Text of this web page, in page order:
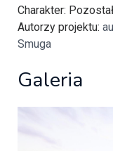
Charakter:
Autorzy projektu:
Smuga
Galeria